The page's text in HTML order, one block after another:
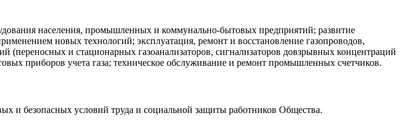
населения, промышленных и коммунально-бытовых предприятий; развитие
новых технологий; эксплуатация, ремонт и восстановление газопроводов,
(переносных и стационарных газоанализаторов, сигнализаторов довзрывных концентраций
приборов учета газа; техническое обслуживание и ремонт промышленных счетчиков.
и безопасных условий труда и социальной защиты работников Общества.